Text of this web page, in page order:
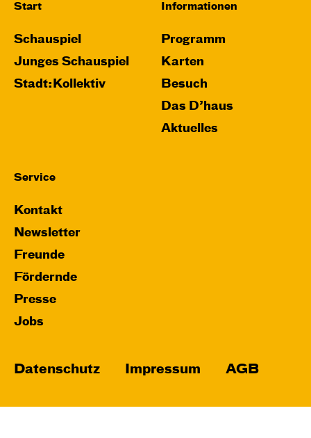
Start
Schauspiel
Junges Schauspiel
Stadt:Kollektiv
Informationen
Programm
Karten
Besuch
Das D’haus
Aktuelles
Service
Kontakt
Newsletter
Freunde
Fördernde
Presse
Jobs
Datenschutz Impressum AGB